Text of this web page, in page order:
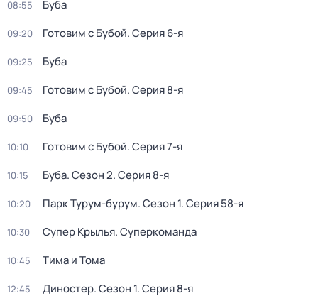
08:55 Буба
09:20 Готовим с Бубой. Серия 6-я
09:25 Буба
09:45 Готовим с Бубой. Серия 8-я
09:50 Буба
10:10 Готовим с Бубой. Серия 7-я
10:15 Буба. Сезон 2. Серия 8-я
10:20 Парк Турум-бурум. Сезон 1. Серия 58-я
10:30 Супер Крылья. Суперкоманда
10:45 Тима и Тома
12:45 Диностер. Сезон 1. Серия 8-я